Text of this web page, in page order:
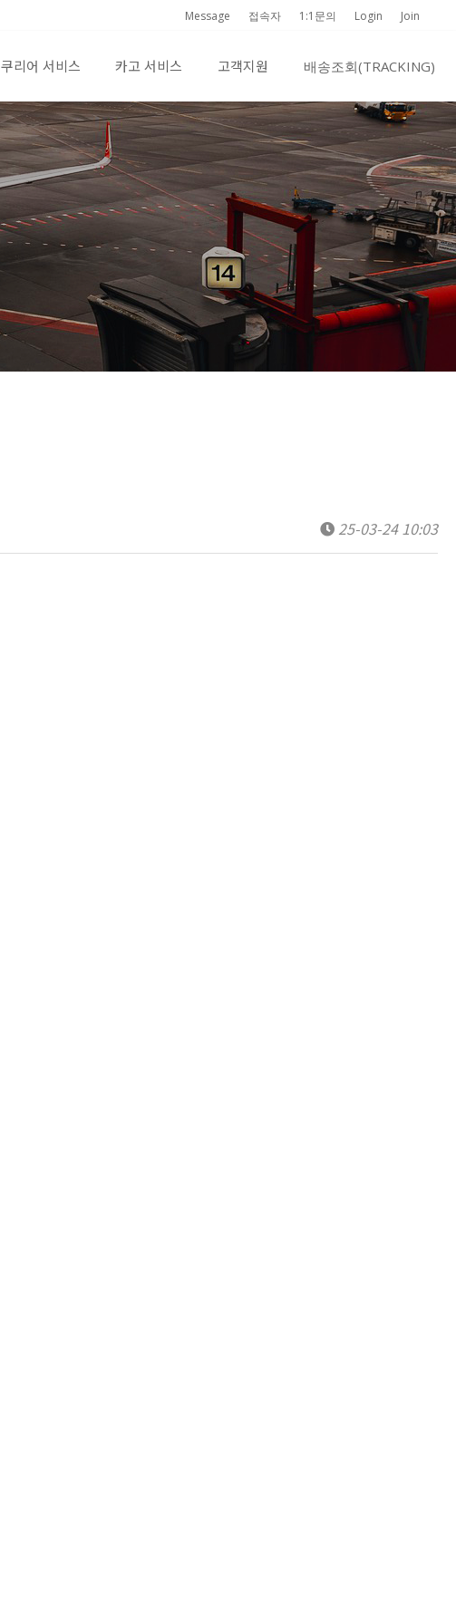
Join
Login
1:1문의
접속자
Message
쿠리어 서비스 카고 서비스 고객지원 배송조회(TRACKING)
25-03-24 10:03